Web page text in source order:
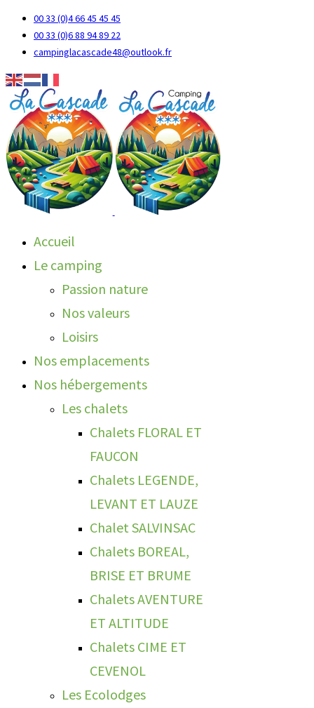
00 33 (0)4 66 45 45 45
00 33 (0)6 88 94 89 22
campinglacascade48@outlook.fr
Accueil
Le camping
Passion nature
Nos valeurs
Loisirs
Nos emplacements
Nos hébergements
Les chalets
Chalets FLORAL ET
FAUCON
Chalets LEGENDE,
LEVANT ET LAUZE
Chalet SALVINSAC
Chalets BOREAL,
BRISE ET BRUME
Chalets AVENTURE
ET ALTITUDE
Chalets CIME ET
CEVENOL
Les Ecolodges